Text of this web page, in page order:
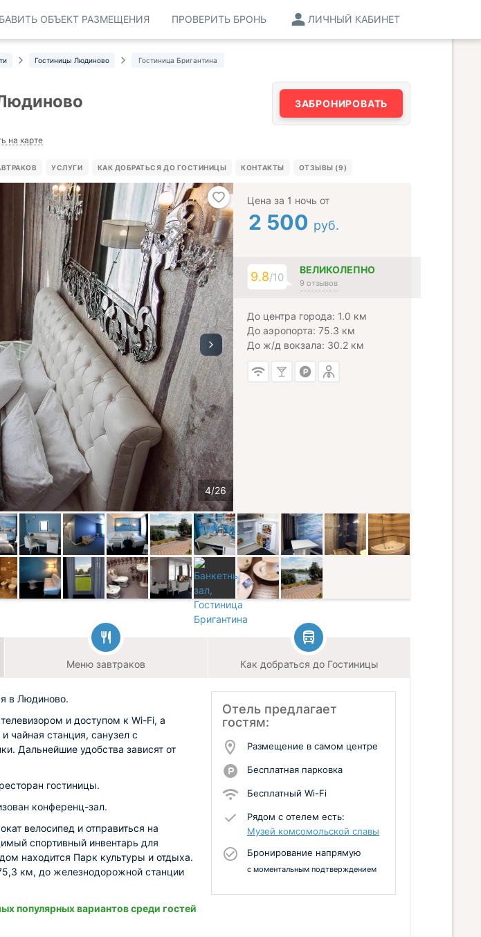
ЛИЧНЫЙ КАБИНЕТ
ПРОВЕРИТЬ БРОНЬ
ОБЪЕКТ РАЗМЕЩЕНИЯ
Гостиницы Людиново Гостиница Бригантина
на карте
ЗАБРОНИРОВАТЬ
УСЛУГИ КАК ДОБРАТЬСЯ ДО ГОСТИНИЦЫ КОНТАКТЫ ОТЗЫВЫ (9)
Цена за 1 ночь от
2 500 руб.
9.8/10
ВЕЛИКОЛЕПНО
9 отзывов
До центра города: 1.0 км
До аэропорта: 75.3 км
До ж/д вокзала: 30.2 км
Меню завтраков Как добраться до Гостиницы
Отель предлагает
гостям:
Размещение в самом центре
Бесплатная парковка
Бесплатный Wi-Fi
Рядом с отелем есть:
Музей комсомольской славы
Бронирование напрямую
с моментальным подтверждением
в Людиново.
и доступом к Wi-Fi, а
чайная станция, санузел с
Дальнейшие удобства зависят от
гостиницы.
конференц-зал.
велосипед и отправиться на
спортивный инвентарь для
находится Парк культуры и отдыха.
км, до железнодорожной станции
популярных вариантов среди гостей